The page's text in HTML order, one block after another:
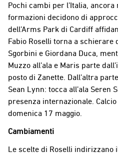
Pochi cambi per l’Italia,
formazioni decidono di
dell’Arms Park di Cardiff
Fabio Roselli torna a schierare
Sgorbini e Giordana Duca,
Muzzo all’ala e Maris parte
posto di Zanette. Dall’altra
Sean Lynn: tocca all’ala Seren
presenza internazionale.
domenica 17 maggio.
Cambiamenti
Le scelte di Roselli indirizzano